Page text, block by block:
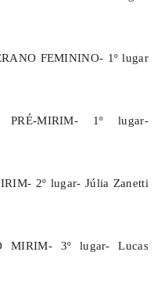
FEMININO- 1º lugar
PRÉ-MIRIM- 1º lugar-
2º lugar- Júlia Zanetti
MIRIM- 3º lugar- Lucas